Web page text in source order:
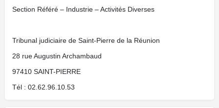
Section Référé – Industrie – Activités Diverses
Tribunal judiciaire de Saint-Pierre de la Réunion
28 rue Augustin Archambaud
97410 SAINT-PIERRE
Tél : 02.62.96.10.53